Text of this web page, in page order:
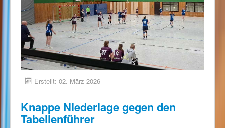
Erstellt: 02. März 2026
Knappe Niederlage gegen den
Tabellenführer